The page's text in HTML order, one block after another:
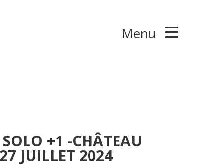
Menu
+1 -CHÂTEAU
JUILLET 2024